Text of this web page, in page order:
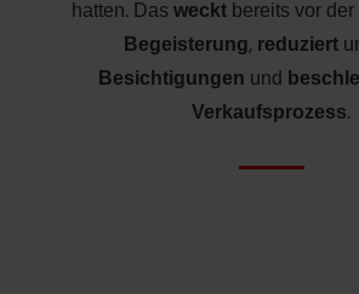
hatten. Das wecktbereits vor der
Begeisterung, reduziert
Besichtigungen und
Verkaufsprozess.